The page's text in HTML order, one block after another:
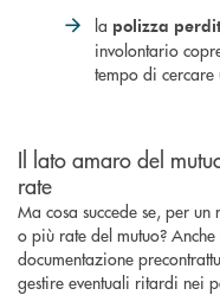
la polizza
involontario
tempo di
Il lato amaro del
rate
Ma cosa succede se, per
o più rate del mutuo?
documentazione
gestire eventuali ritardi nei